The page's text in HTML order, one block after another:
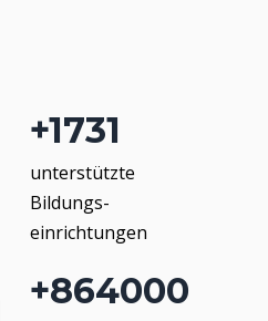
+2355
unterstützte
Bildungs-
einrichtungen
+1176000